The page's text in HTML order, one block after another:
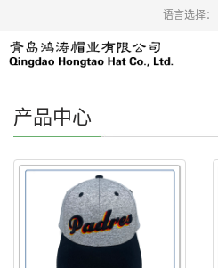
语言选择：
产品中心